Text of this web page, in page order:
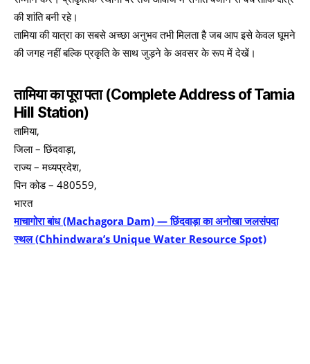
की शांति बनी रहे।
तामिया की यात्रा का सबसे अच्छा अनुभव तभी मिलता है जब आप इसे केवल घूमने
की जगह नहीं बल्कि प्रकृति के साथ जुड़ने के अवसर के रूप में देखें।
तामिया का पूरा पता (Complete Address of Tamia
Hill Station)
तामिया,
जिला – छिंदवाड़ा,
राज्य – मध्यप्रदेश,
पिन कोड – 480559,
भारत
माचागोरा बांध (Machagora Dam) — छिंदवाड़ा का अनोखा जलसंपदा
स्थल (Chhindwara’s Unique Water Resource Spot)